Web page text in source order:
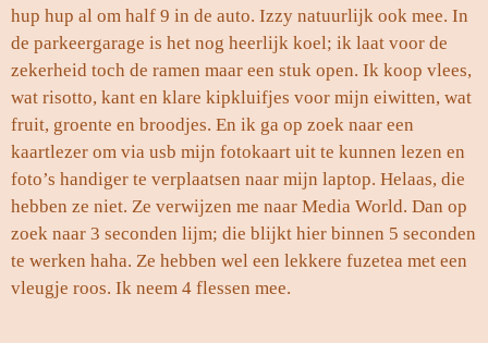
hup hup al om half 9 in de auto. Izzy natuurlijk ook mee. In
de parkeergarage is het nog heerlijk koel; ik laat voor de
zekerheid toch de ramen maar een stuk open. Ik koop vlees,
wat risotto, kant en klare kipkluifjes voor mijn eiwitten, wat
fruit, groente en broodjes. En ik ga op zoek naar een
kaartlezer om via usb mijn fotokaart uit te kunnen lezen en
foto’s handiger te verplaatsen naar mijn laptop. Helaas, die
hebben ze niet. Ze verwijzen me naar Media World. Dan op
zoek naar 3 seconden lijm; die blijkt hier binnen 5 seconden
te werken haha. Ze hebben wel een lekkere fuzetea met een
vleugje roos. Ik neem 4 flessen mee.